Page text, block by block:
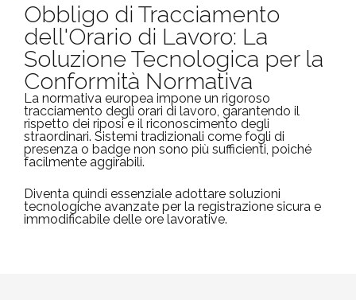
Obbligo di Tracciamento
dell'Orario di Lavoro: La
Soluzione Tecnologica per la
Conformità Normativa
La normativa europea impone un rigoroso
tracciamento degli orari di lavoro, garantendo il
rispetto dei riposi e il riconoscimento degli
straordinari. Sistemi tradizionali come fogli di
presenza o badge non sono più sufficienti, poiché
facilmente aggirabili.
Diventa quindi essenziale adottare soluzioni
tecnologiche avanzate per la registrazione sicura e
immodificabile delle ore lavorative.